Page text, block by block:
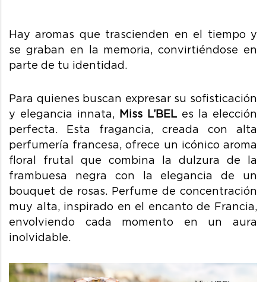
Hay aromas que trascienden en el tiempo y
se graban en la memoria, convirtiéndose en
parte de tu identidad.
Para quienes buscan expresar su sofisticación
y elegancia innata, Miss L’BEL es la elección
perfecta. Esta fragancia, creada con alta
perfumería francesa, ofrece un icónico aroma
floral frutal que combina la dulzura de la
frambuesa negra con la elegancia de un
bouquet de rosas. Perfume de concentración
muy alta, inspirado en el encanto de Francia,
envolviendo cada momento en un aura
inolvidable.